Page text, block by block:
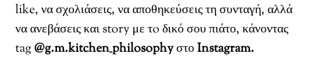
like, να σχολιάσεις, να αποθηκεύσεις τη συνταγή, αλλά
να ανεβάσεις και story με τo δικό σου πιάτο, κάνοντας
tag@g.m.kitchen_philosophyστοInstagram.